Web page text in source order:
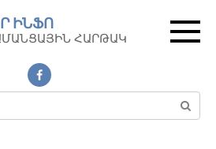
ԻՆՖՈ
ՀԱՐԹԱԿ